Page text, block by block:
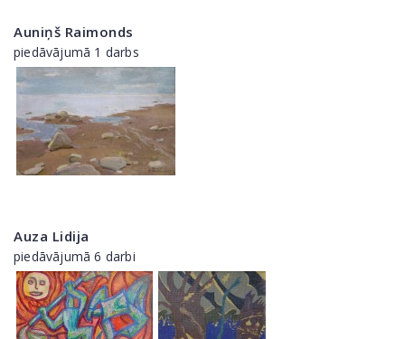
Auniņš Raimonds
piedāvājumā 1 darbs
Auza Lidija
piedāvājumā 6 darbi